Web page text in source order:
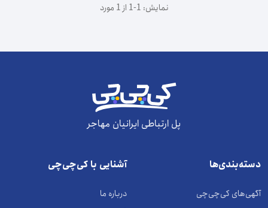
نمایش: 1-1 از 1 مورد
پل ارتباطی ایرانیان مهاجر
دسته‌بندی‌ها
آگهی‌های کی‌چی‌چی
آشنایی با کی‌چی‌چی
درباره ما